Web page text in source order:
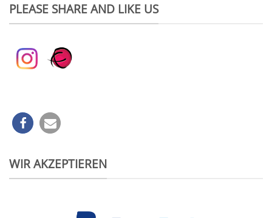
PLEASE SHARE AND LIKE US
WIR AKZEPTIEREN